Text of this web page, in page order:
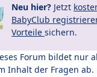
Neu hier? Jetzt
BabyClub
Vorteile sichern.
Forum bildet nur
Inhalt der Fragen ab.